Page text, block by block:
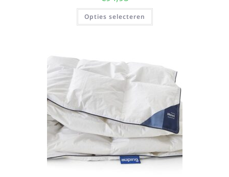
Opties selecteren